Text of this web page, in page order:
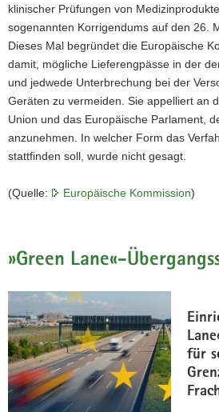
klinischer Prüfungen von
sogenannten Korrigendums auf den 26.
Dieses Mal begründet die Europäische
damit, mögliche Lieferengpässe in der
und jedwede Unterbrechung bei der
Geräten zu vermeiden. Sie appelliert an
Union und das Europäische Parlament,
anzunehmen. In welcher Form das
stattfinden soll, wurde nicht gesagt.
(Quelle: Europäische Kommission)
»Green Lane«-
für